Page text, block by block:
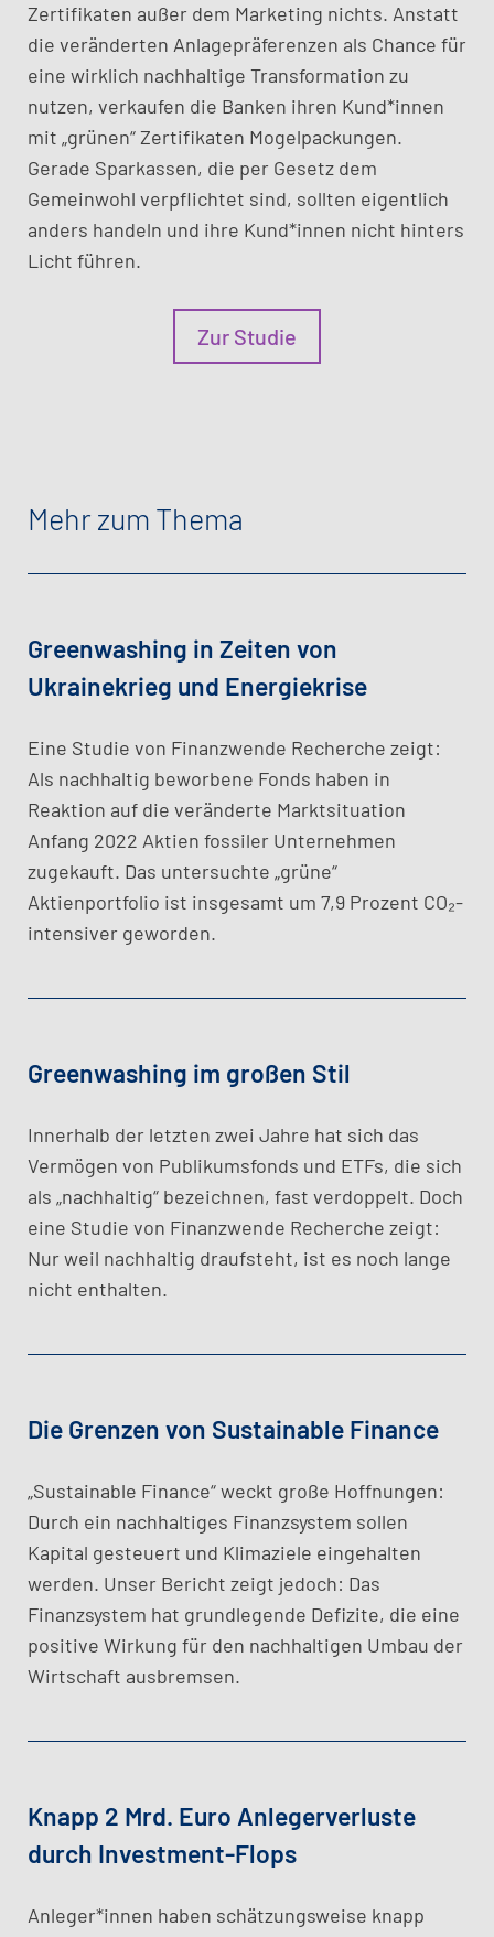
Zertifikaten außer dem Marketing nichts. Anstatt
die veränderten Anlagepräferenzen als Chance für
eine wirklich nachhaltige Transformation zu
nutzen, verkaufen die Banken ihren Kund*innen
mit „grünen“ Zertifikaten Mogelpackungen.
Gerade Sparkassen, die per Gesetz dem
Gemeinwohl verpflichtet sind, sollten eigentlich
anders handeln und ihre Kund*innen nicht hinters
Licht führen.
Zur Studie
Mehr zum Thema
Greenwashing in Zeiten von
Ukrainekrieg und Energiekrise
Eine Studie von Finanzwende Recherche zeigt:
Als nachhaltig beworbene Fonds haben in
Reaktion auf die veränderte Marktsituation
Anfang 2022 Aktien fossiler Unternehmen
zugekauft. Das untersuchte „grüne“
Aktienportfolio ist insgesamt um 7,9 Prozent CO₂-
intensiver geworden.
Greenwashing im großen Stil
Innerhalb der letzten zwei Jahre hat sich das
Vermögen von Publikumsfonds und ETFs, die sich
als „nachhaltig“ bezeichnen, fast verdoppelt. Doch
eine Studie von Finanzwende Recherche zeigt:
Nur weil nachhaltig draufsteht, ist es noch lange
nicht enthalten.
Die Grenzen von Sustainable Finance
„Sustainable Finance“ weckt große Hoffnungen:
Durch ein nachhaltiges Finanzsystem sollen
Kapital gesteuert und Klimaziele eingehalten
werden. Unser Bericht zeigt jedoch: Das
Finanzsystem hat grundlegende Defizite, die eine
positive Wirkung für den nachhaltigen Umbau der
Wirtschaft ausbremsen.
Knapp 2 Mrd. Euro Anlegerverluste
durch Investment-Flops
Anleger*innen haben schätzungsweise knapp